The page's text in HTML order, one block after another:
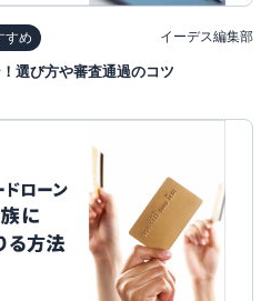
すめ イーデス編集部
選び方や審査通過のコツ